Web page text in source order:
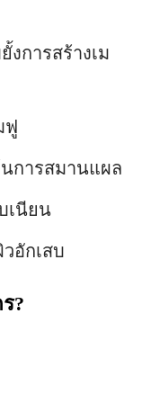
งการสร้างเม
ฟู
การสมานแผล
เนียน
อักเสบ
?